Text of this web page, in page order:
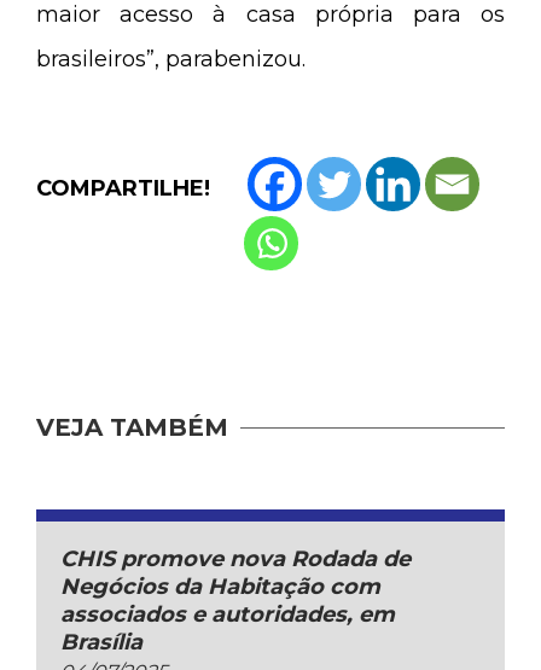
maior acesso à casa própria para os
brasileiros”, parabenizou.
COMPARTILHE!
VEJA TAMBÉM
CHIS promove nova Rodada de
Negócios da Habitação com
associados e autoridades, em
Brasília